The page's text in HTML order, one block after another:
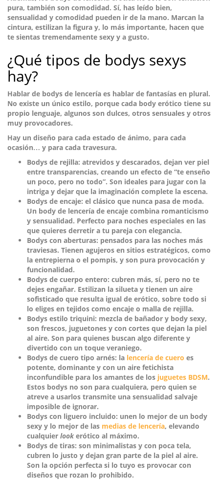
pura, también son comodidad. Sí, has leído bien,
sensualidad y comodidad pueden ir de la mano. Marcan la
cintura, estilizan la figura y, lo más importante, hacen que
te sientas tremendamente sexy y a gusto.
¿Qué tipos de bodys sexys
hay?
Hablar de bodys de lencería es hablar de fantasías en plural.
No existe un único estilo, porque cada body erótico tiene su
propio lenguaje, algunos son dulces, otros sensuales y otros
muy provocadores.
Hay un diseño para cada estado de ánimo, para cada
ocasión… y para cada travesura.
Bodys de rejilla: atrevidos y descarados, dejan ver piel
entre transparencias, creando un efecto de “te enseño
un poco, pero no todo”. Son ideales para jugar con la
intriga y dejar que la imaginación complete la escena.
Bodys de encaje: el clásico que nunca pasa de moda.
Un body de lencería de encaje combina romanticismo
y sensualidad. Perfecto para noches especiales en las
que quieres derretir a tu pareja con elegancia.
Bodys con aberturas: pensados para las noches más
traviesas. Tienen agujeros en sitios estratégicos, como
la entrepierna o el pompis, y son pura provocación y
funcionalidad.
Bodys de cuerpo entero: cubren más, sí, pero no te
dejes engañar. Estilizan la silueta y tienen un aire
sofisticado que resulta igual de erótico, sobre todo si
lo eliges en tejidos como encaje o malla de rejilla.
Bodys estilo triquini: mezcla de bañador y body sexy,
son frescos, juguetones y con cortes que dejan la piel
al aire. Son para quienes buscan algo diferente y
divertido con un toque veraniego.
Bodys de cuero tipo arnés: la lencería de cuero es
potente, dominante y con un aire fetichista
inconfundible para los amantes de los juguetes BDSM.
Estos bodys no son para cualquiera, pero quien se
atreve a usarlos transmite una sensualidad salvaje
imposible de ignorar.
Bodys con liguero incluido: unen lo mejor de un body
sexy y lo mejor de las medias de lencería, elevando
cualquier lookerótico al máximo.
Bodys de tiras: son minimalistas y con poca tela,
cubren lo justo y dejan gran parte de la piel al aire.
Son la opción perfecta si lo tuyo es provocar con
diseños que rozan lo prohibido.